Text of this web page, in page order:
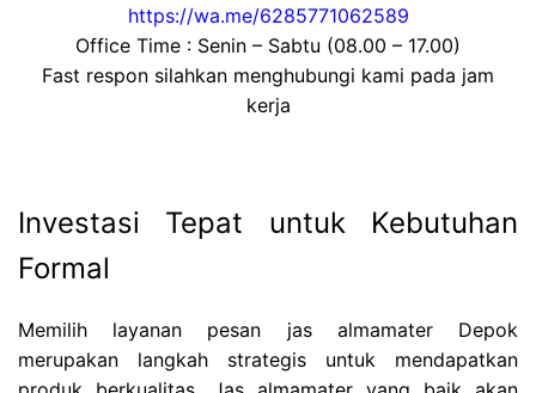
https://wa.me/6285771062589
Office Time : Senin – Sabtu (08.00 – 17.00)
Fast respon silahkan menghubungi kami pada jam
kerja
Investasi Tepat untuk Kebutuhan
Formal
Memilih layanan pesan jas almamater Depok
merupakan langkah strategis untuk mendapatkan